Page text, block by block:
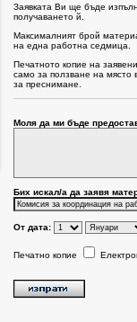
Заявката Ви ще бъде
получаването й.
Максималният брой
на една работна седмица.
Печатното копие на
само за ползване на място
за преснимане.
Моля да ми бъде
Бих искал/a да заявя
От дата:
Печатно копие